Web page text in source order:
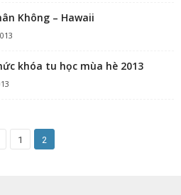
Không – Hawaii
khóa tu học mùa hè 2013
1 2